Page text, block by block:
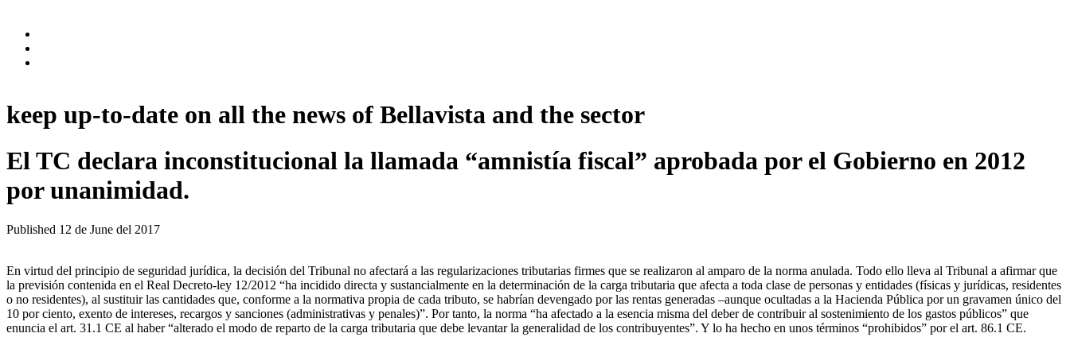
keep up-to-date on all the news of Bellavista and the sector
El TC declara inconstitucional la llamada “amnistía fiscal” aprobada por el Gobierno en 2012
por unanimidad.
Published 12 de June del 2017
En virtud del principio de seguridad jurídica, la decisión del Tribunal no afectará a las regularizaciones tributarias firmes que se realizaron al amparo de la norma anulada. Todo ello lleva al Tribunal a afirmar que
la previsión contenida en el Real Decreto-ley 12/2012 “ha incidido directa y sustancialmente en la determinación de la carga tributaria que afecta a toda clase de personas y entidades (físicas y jurídicas, residentes
o no residentes), al sustituir las cantidades que, conforme a la normativa propia de cada tributo, se habrían devengado por las rentas generadas –aunque ocultadas a la Hacienda Pública por un gravamen único del
10 por ciento, exento de intereses, recargos y sanciones (administrativas y penales)”. Por tanto, la norma “ha afectado a la esencia misma del deber de contribuir al sostenimiento de los gastos públicos” que
enuncia el art. 31.1 CE al haber “alterado el modo de reparto de la carga tributaria que debe levantar la generalidad de los contribuyentes”. Y lo ha hecho en unos términos “prohibidos” por el art. 86.1 CE.